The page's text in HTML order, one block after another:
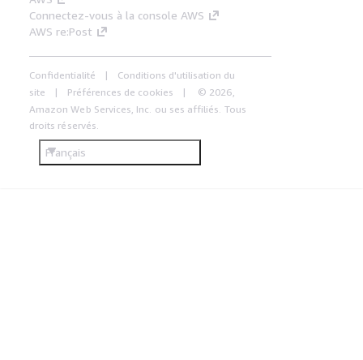
Connectez-vous à la console AWS
AWS re:Post
Confidentialité
Conditions d'utilisation du
site
Préférences de cookies
© 2026,
Amazon Web Services, Inc. ou ses affiliés. Tous
droits réservés.
Français